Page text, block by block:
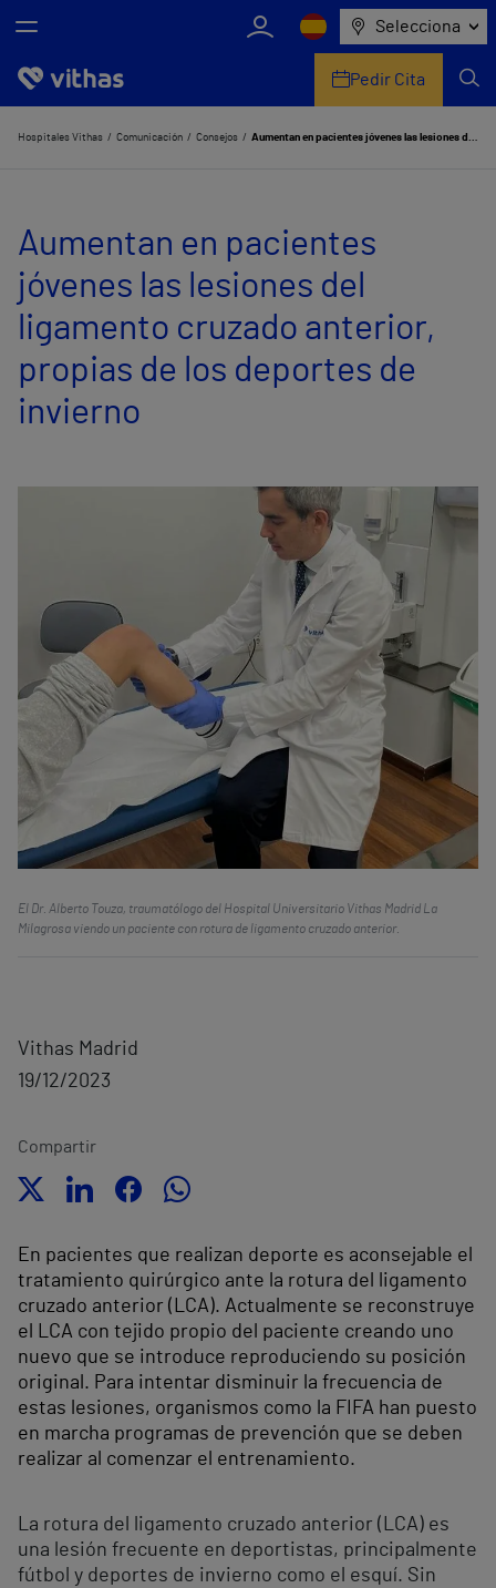
Selecciona
Nosotros
Servicios de salud
Equipo médico y asistencial
Información útil
Comunicación
Pedir Cita
Hospitales Vithas Comunicación Consejos Aumentan en pacientes jóvenes las lesiones del ligamento cruzado anterior, propias de los deportes de invierno
Aumentan en pacientes
jóvenes las lesiones del
ligamento cruzado anterior,
propias de los deportes de
invierno
El Dr. Alberto Touza, traumatólogo del Hospital Universitario Vithas Madrid La
Milagrosa viendo un paciente con rotura de ligamento cruzado anterior.
Vithas Madrid
19/12/2023
Compartir
En pacientes que realizan deporte es aconsejable el
tratamiento quirúrgico ante la rotura del ligamento
cruzado anterior (LCA). Actualmente se reconstruye
el LCA con tejido propio del paciente creando uno
nuevo que se introduce reproduciendo su posición
original. Para intentar disminuir la frecuencia de
estas lesiones, organismos como la FIFA han puesto
en marcha programas de prevención que se deben
realizar al comenzar el entrenamiento.
La rotura del ligamento cruzado anterior (LCA) es
una lesión frecuente en deportistas, principalmente
fútbol y deportes de invierno como el esquí. Sin